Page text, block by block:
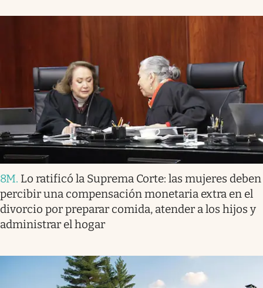
8M. Lo ratificó la Suprema Corte: las mujeres deben
percibir una compensación monetaria extra en el
divorcio por preparar comida, atender a los hijos y
administrar el hogar